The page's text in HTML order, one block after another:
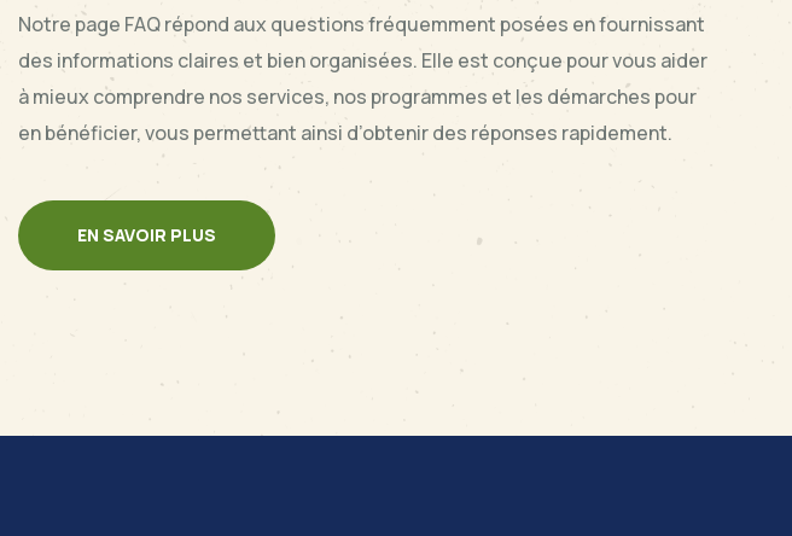
Notre page FAQ répond aux questions fréquemment posées en fournissant
des informations claires et bien organisées. Elle est conçue pour vous aider
à mieux comprendre nos services, nos programmes et les démarches pour
en bénéficier, vous permettant ainsi d’obtenir des réponses rapidement.
EN SAVOIR PLUS